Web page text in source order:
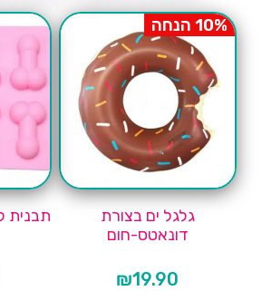
10% הנחה
גלגל ים בצורת
דונאטס-חום
₪19.90
תבנית